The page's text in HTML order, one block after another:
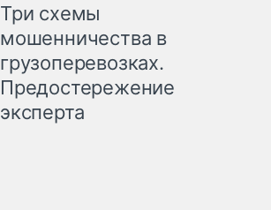
Три схемы
мошенничества в
грузоперевозках.
Предостережение
эксперта